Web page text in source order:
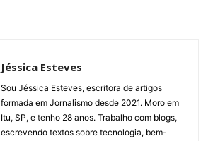
Jéssica Esteves
Sou Jéssica Esteves, escritora de artigos
formada em Jornalismo desde 2021. Moro em
Itu, SP, e tenho 28 anos. Trabalho com blogs,
escrevendo textos sobre tecnologia, bem-